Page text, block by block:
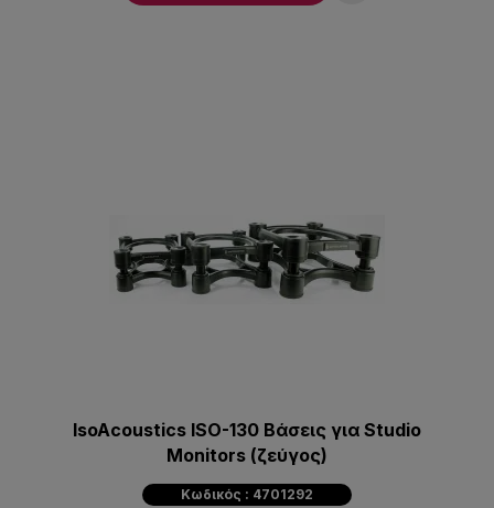
IsoAcoustics ISO-130 Βάσεις για Studio
Monitors (ζεύγος)
Κωδικός : 4701292